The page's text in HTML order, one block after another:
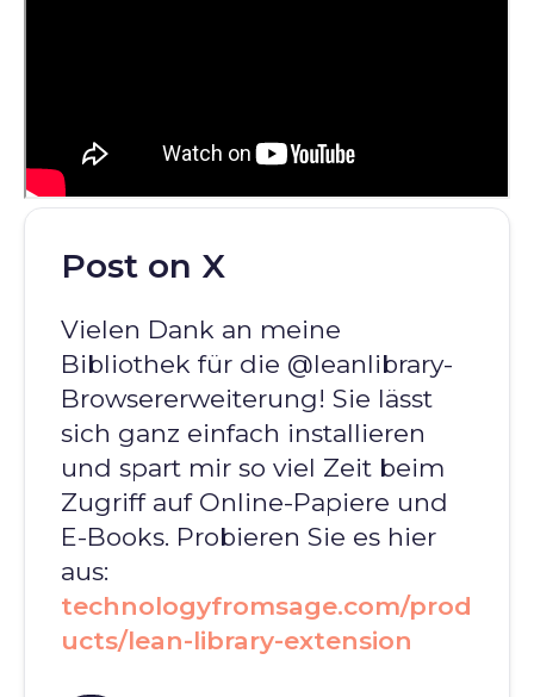
Post on X
Vielen Dank an meine
Bibliothek für die @leanlibrary-
Browsererweiterung! Sie lässt
sich ganz einfach installieren
und spart mir so viel Zeit beim
Zugriff auf Online-Papiere und
E-Books. Probieren Sie es hier
aus:
technologyfromsage.com/prod
ucts/lean-library-extension